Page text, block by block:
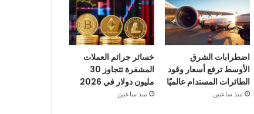
اضطرابات الشرق
الأوسط ترفع أسعار وقود
الطائرات المستدام عالميًا
منذ ساعتين
خسائر جرائم العملات
المشفرة تتجاوز 30
مليون دولار في 2026
منذ ساعتين